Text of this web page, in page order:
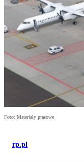
Foto: Materiały prasowe
rp.pl